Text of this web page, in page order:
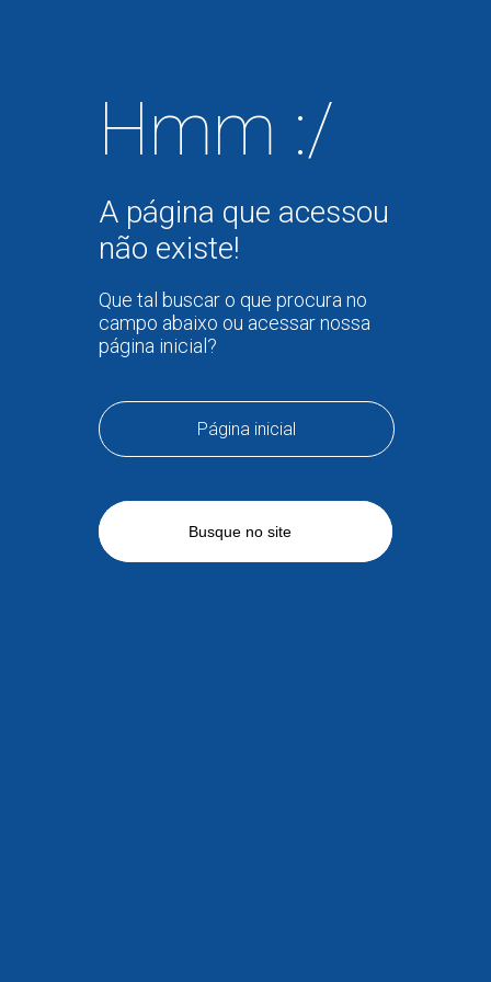
Hmm :/
A página que acessou
não existe!
Que tal buscar o que procura no
campo abaixo ou acessar nossa
página inicial?
Página inicial